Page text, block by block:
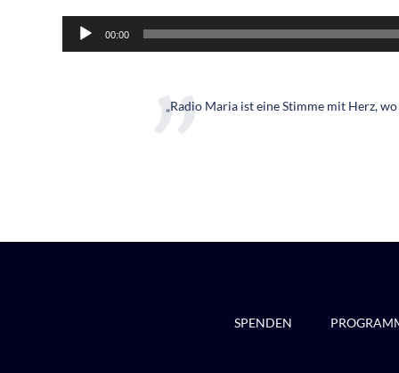
Audio-
Player
00:00
„Radio Maria ist eine Stimme mit Herz,
SPENDEN